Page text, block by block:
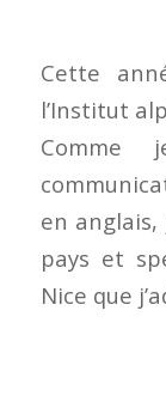
Cette
l’Institut
en anglais,
pays et
Nice que